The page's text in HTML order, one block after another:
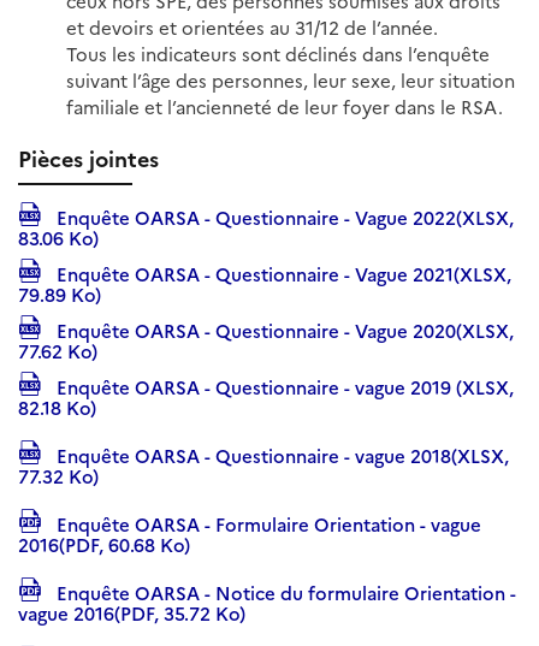
et devoirs et orientées au 31/12 de l’année.
Tous les indicateurs sont déclinés dans l’enquête
suivant l’âge des personnes, leur sexe, leur situation
familiale et l’ancienneté de leur foyer dans le RSA.
Pièces jointes
Enquête OARSA - Questionnaire - Vague 2022(XLSX,
83.06 Ko)
Enquête OARSA - Questionnaire - Vague 2021(XLSX,
79.89 Ko)
Enquête OARSA - Questionnaire - Vague 2020(XLSX,
77.62 Ko)
Enquête OARSA - Questionnaire - vague 2019 (XLSX,
82.18 Ko)
Enquête OARSA - Questionnaire - vague 2018(XLSX,
77.32 Ko)
Enquête OARSA - Formulaire Orientation - vague
2016(PDF, 60.68 Ko)
Enquête OARSA - Notice du formulaire Orientation -
vague 2016(PDF, 35.72 Ko)